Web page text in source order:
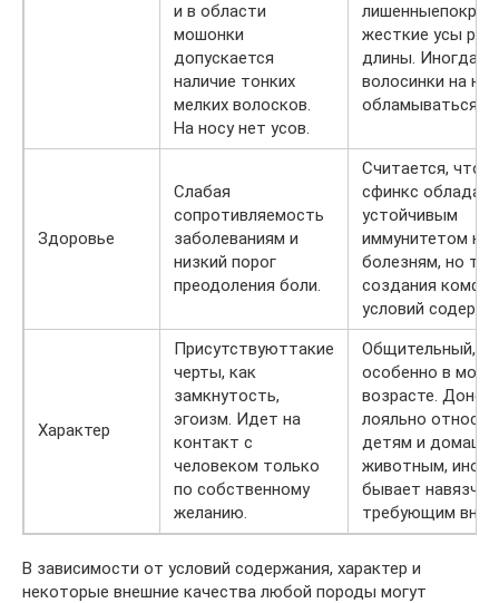
и в области
мошонки
допускается
наличие тонких
мелких волосков.
На носу нет усов.
жесткие усы
длины. Иногда
волосинки на
обламываться.
Здоровье
Слабая
сопротивляемость
заболеваниям и
низкий порог
преодоления боли.
Считается, что
сфинкс обладает
устойчивым
иммунитетом к
болезням, но
создания
условий
Характер
Присутствуюттакие
черты, как
замкнутость,
эгоизм. Идет на
контакт с
человеком только
по собственному
желанию.
Общительный,
особенно в
возрасте.
лояльно
детям и
животным,
бывает
требующим
В зависимости от условий содержания, характер и
некоторые внешние качества любой породы могут